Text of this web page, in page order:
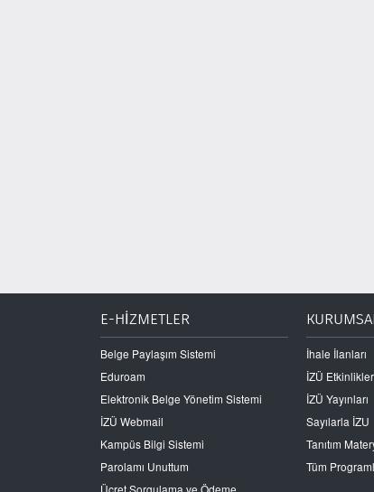
E-HİZMETLER
Belge Paylaşım Sistemi
Eduroam
Elektronik Belge Yönetim Sistemi
İZÜ Webmail
Kampüs Bilgi Sistemi
Parolamı Unuttum
İhale İlanları
İZÜ Etkinlikler
İZÜ Yayınları
Sayılarla İZU
Tanıtım
Tüm